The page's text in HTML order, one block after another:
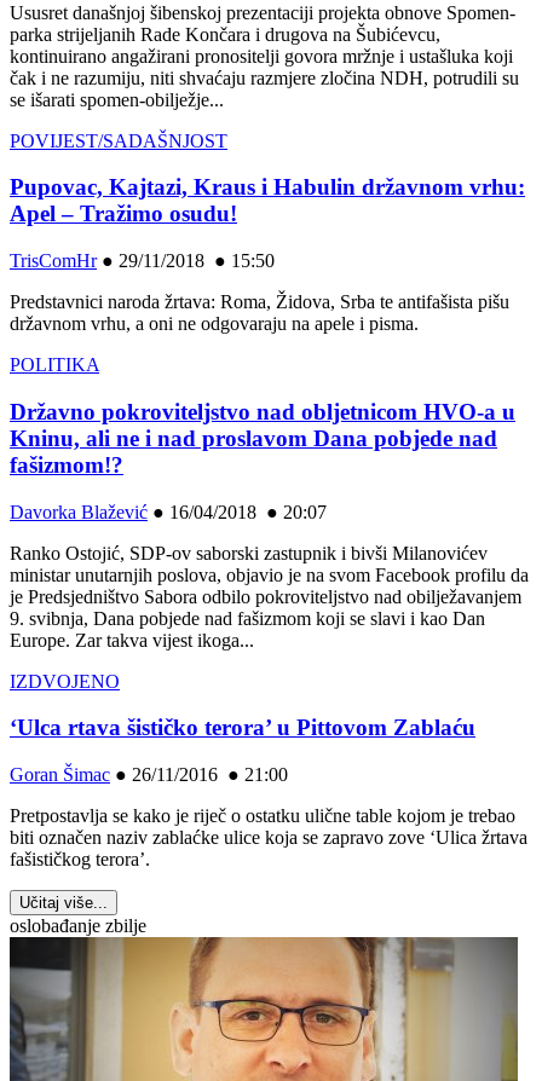
Ususret današnjoj šibenskoj prezentaciji projekta obnove Spomen-
parka strijeljanih Rade Končara i drugova na Šubićevcu,
kontinuirano angažirani pronositelji govora mržnje i ustašluka koji
čak i ne razumiju, niti shvaćaju razmjere zločina NDH, potrudili su
se išarati spomen-obilježje...
POVIJEST/SADAŠNJOST
Pupovac, Kajtazi, Kraus i Habulin državnom vrhu:
Apel – Tražimo osudu!
TrisComHr● 29/11/2018 ● 15:50
Predstavnici naroda žrtava: Roma, Židova, Srba te antifašista pišu
državnom vrhu, a oni ne odgovaraju na apele i pisma.
POLITIKA
Državno pokroviteljstvo nad obljetnicom HVO-a u
Kninu, ali ne i nad proslavom Dana pobjede nad
fašizmom!?
Davorka Blažević ● 16/04/2018 ● 20:07
Ranko Ostojić, SDP-ov saborski zastupnik i bivši Milanovićev
ministar unutarnjih poslova, objavio je na svom Facebook profilu da
je Predsjedništvo Sabora odbilo pokroviteljstvo nad obilježavanjem
9. svibnja, Dana pobjede nad fašizmom koji se slavi i kao Dan
Europe. Zar takva vijest ikoga...
IZDVOJENO
‘Ulca rtava šističko terora’ u Pittovom Zablaću
Goran Šimac ● 26/11/2016 ● 21:00
Pretpostavlja se kako je riječ o ostatku ulične table kojom je trebao
biti označen naziv zablaćke ulice koja se zapravo zove ‘Ulica žrtava
fašističkog terora’.
Učitaj više...
oslobađanje zbilje